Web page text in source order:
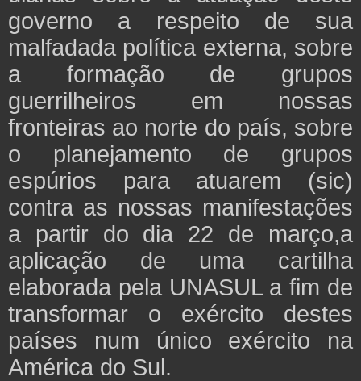
governo a respeito de sua
malfadada política externa, sobre
a formação de grupos
guerrilheiros em nossas
fronteiras ao norte do país, sobre
o planejamento de grupos
espúrios para atuarem (sic)
contra as nossas manifestações
a partir do dia 22 de março,a
aplicação de uma cartilha
elaborada pela UNASUL a fim de
transformar o exército destes
países num único exército na
América do Sul.